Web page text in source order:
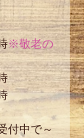
※敬老の
付中で～